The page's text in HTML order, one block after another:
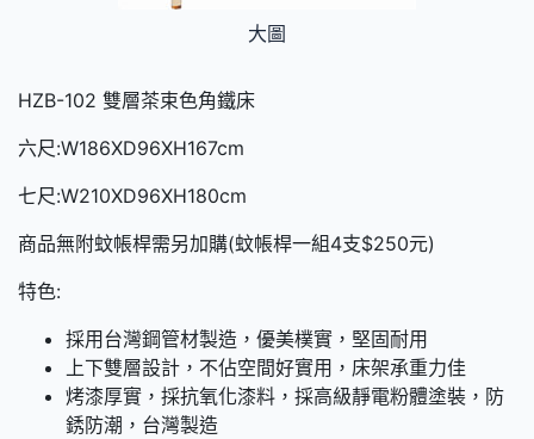
大圖
HZB-102 雙層茶束色角鐵床
六尺:W186XD96XH167cm
七尺:W210XD96XH180cm
商品無附蚊帳桿需另加購(蚊帳桿一組4支$250元)
特色:
採用台灣鋼管材製造，優美樸實，堅固耐用
上下雙層設計，不佔空間好實用，床架承重力佳
烤漆厚實，採抗氧化漆料，採高級靜電粉體塗裝，防
銹防潮，台灣製造